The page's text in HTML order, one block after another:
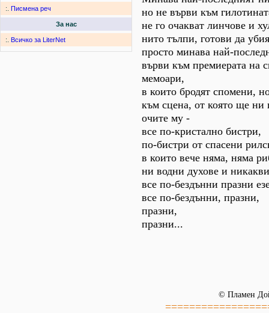
:. Писмена реч
За нас
:. Всичко за LiterNet
но не върви към
не го очакват линчове и
нито тълпи, готови да
просто минава най-
върви към премиерата на
мемоари,
в които бродят спомени,
към сцена, от която ще ни
очите му -
все по-кристално бистри,
по-бистри от спасени
в които вече няма, няма
ни водни духове и
все по-бездънни празни
все по-бездънни, празни,
празни,
празни...
© Пламен